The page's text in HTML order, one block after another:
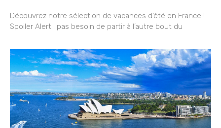
Découvrez notre sélection de vacances d’été en France !
Spoiler Alert : pas besoin de partir à l’autre bout du